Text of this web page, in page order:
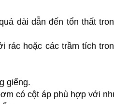
dài dẫn đến tổn thất
rác hoặc các trầm tích
giếng.
có cột áp phù hợp với